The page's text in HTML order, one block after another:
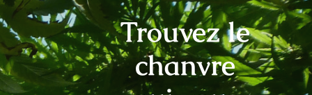
Mon compte
Trouvez le
chanvre